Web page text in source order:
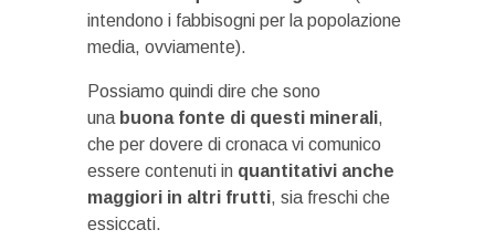
intendono i fabbisogni per la popolazione
media, ovviamente).
Possiamo quindi dire che sono
una buona fonte di questi minerali,
che per dovere di cronaca vi comunico
essere contenuti in quantitativi anche
maggiori in altri frutti, sia freschi che
essiccati.